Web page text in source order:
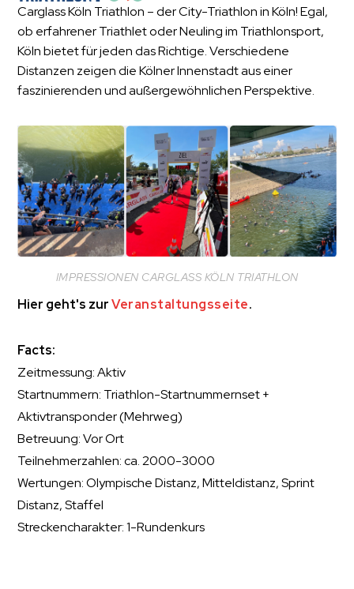
Carglass Köln Triathlon – der City-Triathlon in Köln! Egal,
ob erfahrener Triathlet oder Neuling im Triathlonsport,
Köln bietet für jeden das Richtige. Verschiedene
Distanzen zeigen die Kölner Innenstadt aus einer
faszinierenden und außergewöhnlichen Perspektive.
IMPRESSIONEN CARGLASS KÖLN TRIATHLON
Hier geht's zurVeranstaltungsseite.
Facts:
Zeitmessung: Aktiv
Startnummern: Triathlon-Startnummernset +
Aktivtransponder (Mehrweg)
Betreuung: Vor Ort
Teilnehmerzahlen: ca. 2000-3000
Wertungen: Olympische Distanz, Mitteldistanz, Sprint
Distanz, Staffel
Streckencharakter: 1-Rundenkurs